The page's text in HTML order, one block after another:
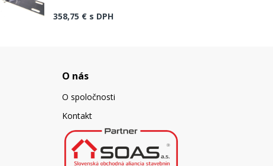
358,75 € s DPH
O nás
O spoločnosti
Kontakt